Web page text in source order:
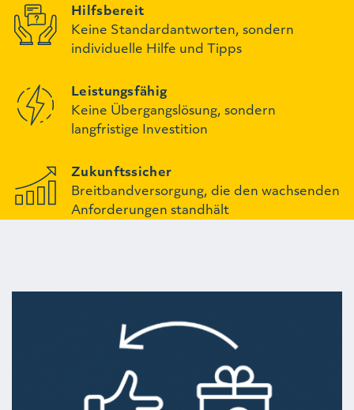
Hilfsbereit
Keine Standardantworten, sondern
individuelle Hilfe und Tipps
Leistungsfähig
Keine Übergangslösung, sondern
langfristige Investition
Zukunftssicher
Breitbandversorgung, die den wachsenden
Anforderungen standhält